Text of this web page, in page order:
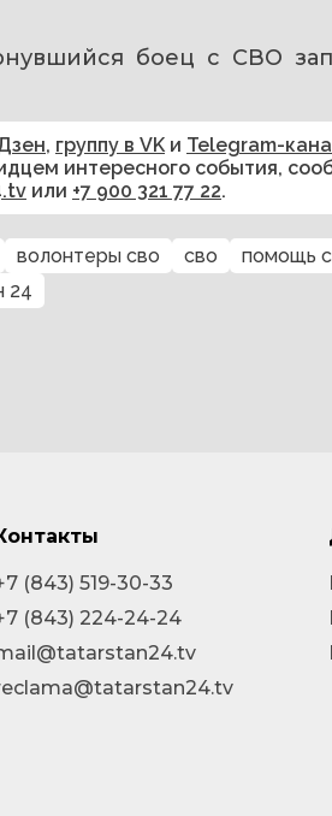
боец с СВО
, группу в VK и Telegram-
интересного события,
или +7 900 321 77 22.
волонтеры сво сво помощь
24
(843) 519-30-33
(843) 224-24-24